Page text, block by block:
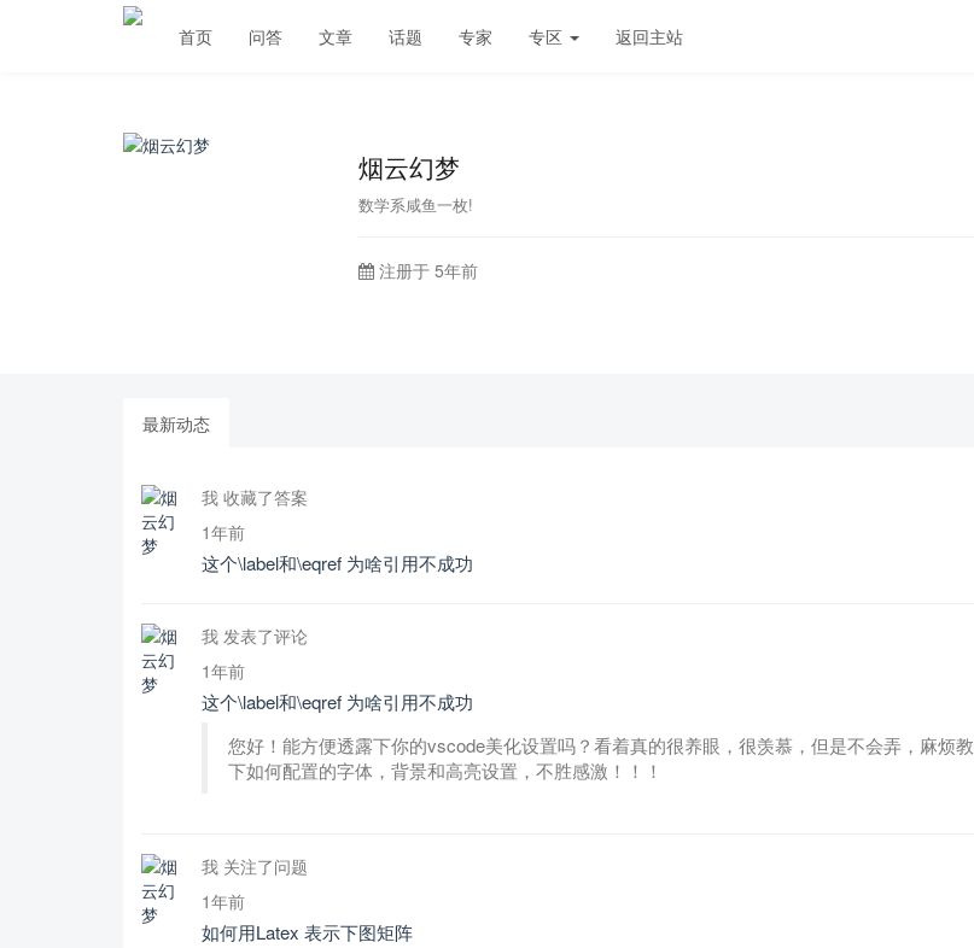
首页 问答 文章 话题 专家 专区 返回主站
烟云幻梦
数学系咸鱼一枚!
注册于 5年前
最新动态
我 收藏了答案
1年前
这个\label和\eqref 为啥引用不成功
我 发表了评论
1年前
这个\label和\eqref 为啥引用不成功
您好！能方便透露下你的vscode美化设置吗？看着真的很养眼，很羡慕，但是不会弄，麻烦教
下如何配置的字体，背景和高亮设置，不胜感激！！！
我 关注了问题
1年前
如何用Latex 表示下图矩阵